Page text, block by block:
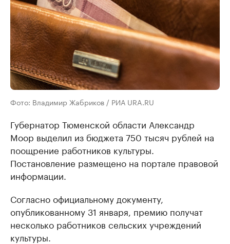
Фото: Владимир Жабриков / РИА URA.RU
Губернатор Тюменской области Александр
Моор выделил из бюджета 750 тысяч рублей на
поощрение работников культуры.
Постановление размещено на портале правовой
информации.
Согласно официальному документу,
опубликованному 31 января, премию получат
несколько работников сельских учреждений
культуры.